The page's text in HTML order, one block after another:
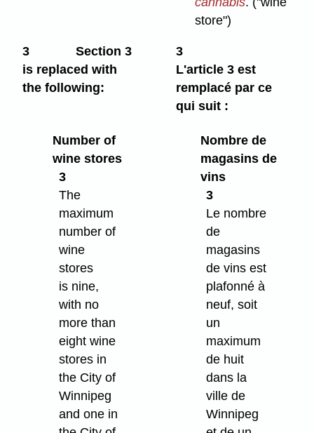
store")
3
Section 3
is replaced with
the following:
3
L'article 3 est
remplacé par ce
qui suit :
Number of
wine stores
3
The
maximum
number of
wine
stores
is nine,
with no
more than
eight wine
stores in
the City of
Winnipeg
and one in
Nombre de
magasins de
vins
3
Le nombre
de
magasins
de vins est
plafonné à
neuf, soit
un
maximum
de huit
dans la
ville de
Winnipeg